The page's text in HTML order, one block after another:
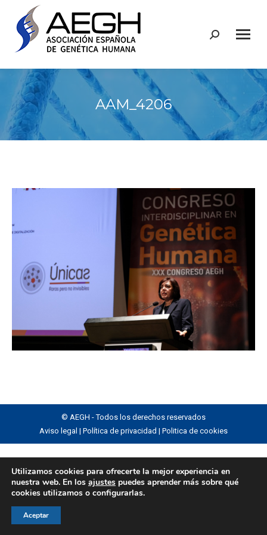
Buscar:
AAM_4206
© AEGH - Todos los derechos reservados
Aviso legal | Política de privacidad | Politica de cookies
Utilizamos cookies para ofrecerte la mejor experiencia en
nuestra web. En los ajustes puedes aprender más sobre qué
cookies utilizamos o configurarlas.
Aceptar